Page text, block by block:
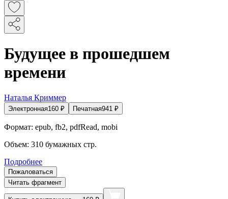
Будущее в прошедшем
времени
Наталья Криммер
Электронная160 ₽ Печатная941 ₽
Формат: epub, fb2, pdfRead, mobi
Объем: 310 бумажных стр.
Подробнее
Пожаловаться
Читать фрагмент